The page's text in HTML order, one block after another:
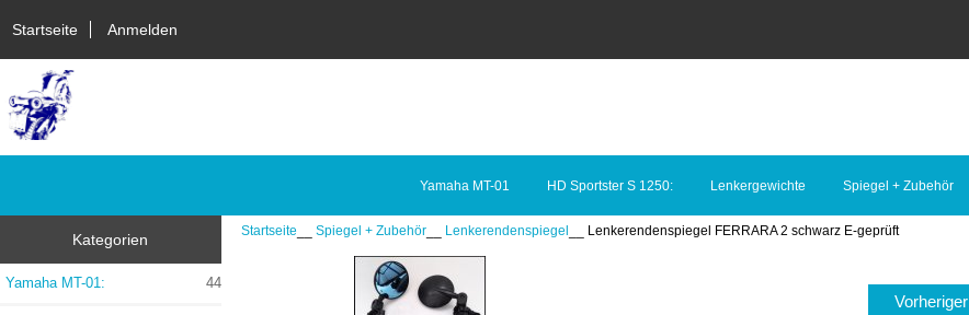
Startseite Anmelden
Yamaha MT-01 HD Sportster S 1250: Lenkergewichte Spiegel + Zubehör
Kategorien
Yamaha MT-01: 44
Startseite __Spiegel + Zubehör Lenkerendenspiegel __ Lenkerendenspiegel FERRARA 2 schwarz E-geprüft
Vorheriger